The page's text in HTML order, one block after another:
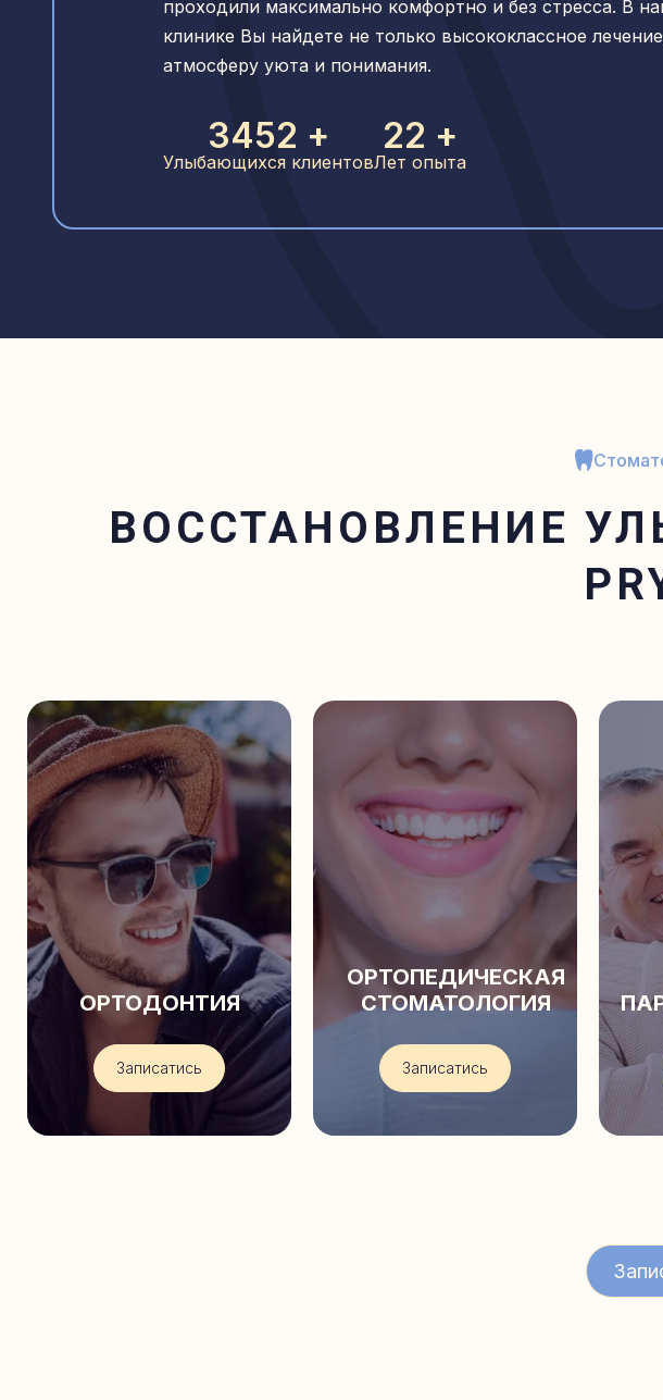
проходили максимально комфортно и без стресса. В
клинике Вы найдете не только высококлассное
атмосферу уюта и понимания.
3812 +
Улыбающихся клиентов
22 +
Лет опыта
ВОССТАНОВЛЕНИЕ
ОРТОДОНТИЯ
Записатись
ОРТОПЕДИЧЕСКАЯ
СТОМАТОЛОГИЯ
Записатись